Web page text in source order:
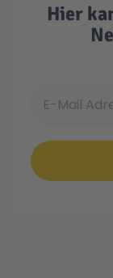
Seltene
Hier